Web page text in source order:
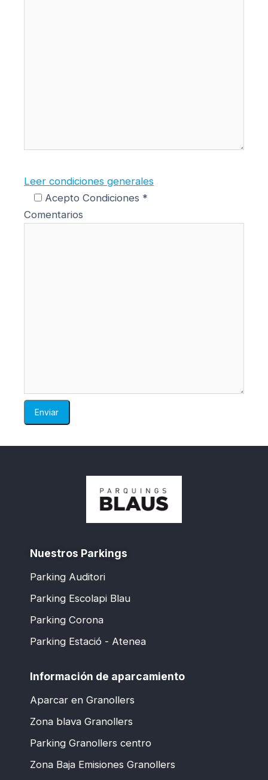
Leer condiciones generales
Acepto Condiciones *
Comentarios
Nuestros Parkings
Parking Auditori
Parking Escolapi Blau
Parking Corona
Parking Estació - Atenea
Información de aparcamiento
Aparcar en Granollers
Zona blava Granollers
Parking Granollers centro
Zona Baja Emisiones Granollers